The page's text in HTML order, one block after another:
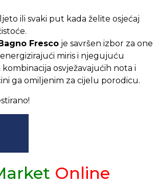
ili svaki put kada želite osjećaj
Fresco je savršen izbor za one
miris i njegujuću
osvježavajućih nota i
ga omiljenim za cijelu porodicu.
Online